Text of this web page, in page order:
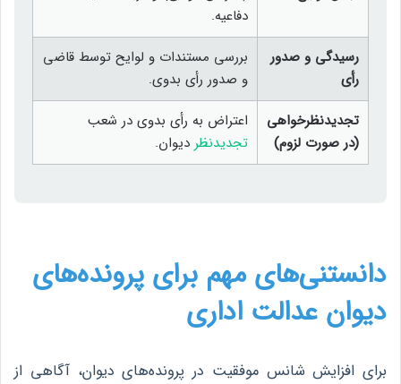
دفاعیه.
رسیدگی و صدور
رأی
بررسی مستندات و لوایح توسط قاضی
و صدور رأی بدوی.
تجدیدنظرخواهی
(در صورت لزوم)
اعتراض به رأی بدوی در شعب
تجدیدنظر دیوان.
دانستنی‌های مهم برای پرونده‌های
دیوان عدالت اداری
برای افزایش شانس موفقیت در پرونده‌های دیوان، آگاهی از